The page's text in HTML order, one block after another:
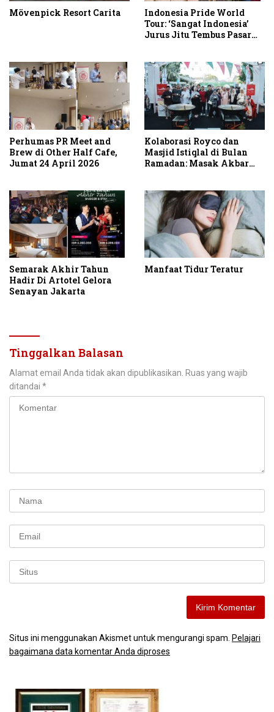
Mövenpick Resort Carita
Indonesia Pride World
Tour: ‘Sangat Indonesia’
Jurus Jitu Tembus Pasar
Perhumas PR Meet and
Brew di Other Half Cafe,
Jumat 24 April 2026
Kolaborasi Royco dan
Masjid Istiqlal di Bulan
Ramadan: Masak Akbar
Jamaah
Semarak Akhir Tahun
Hadir Di Artotel Gelora
Senayan Jakarta
Manfaat Tidur Teratur
Tinggalkan Balasan
Alamat email Anda tidak akan dipublikasikan. Ruas yang wajib
ditandai *
Situs ini menggunakan Akismet untuk mengurangi spam. Pelajari
bagaimana data komentar Anda diproses